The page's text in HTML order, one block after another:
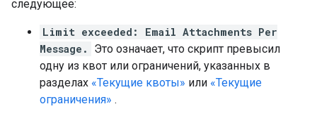
следующее:
Limit exceeded: Email Attachments Per
Message.
Это означает, что скрипт превысил
одну из квот или ограничений, указанных в
разделах «Текущие квоты» или «Текущие
ограничения» .